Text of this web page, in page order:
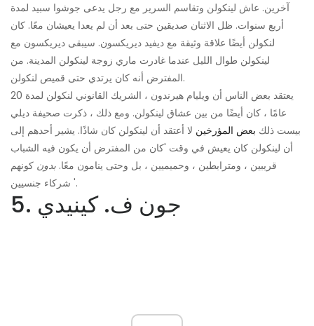
آخرين. عاش لينكولن وتقاسم السرير مع رجل يدعى جوشوا سبيد لمدة
أربع سنوات. ظل الاثنان صديقين حتى بعد أن لم يعدا يعيشان معًا. كان
لنكولن أيضًا علاقة وثيقة مع ديفيد ديريكسون. سيبقى ديريكسون مع
لينكولن طوال الليل عندما غادرت ماري زوجة لينكولن المدينة. من
المفترض أنه كان يرتدي حتى قميص لنكولن.
يعتقد بعض الناس أن ويليام هيرندون ، الشريك القانوني لنكولن لمدة 20
عامًا ، كان أيضًا من بين عشاق لينكولن. ومع ذلك ، ذكرت صحيفة ديلي
بيست ذلك بعض المؤرخين لا أعتقد أن لينكولن كان شاذًا. يشير أحدهم إلى
أن لينكولن كان يعيش في وقت 'كان من المفترض أن يكون فيه الشباب
قريبين ، ومترابطين ، وحميميين ، بل وحتى ينامون معًا. بدون كونهم
شركاء جنسيين '.
5. جون ف. كينيدي